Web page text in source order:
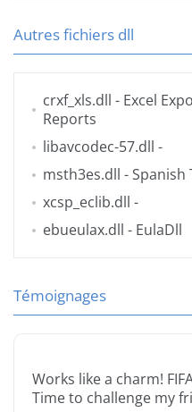
Autres fichiers dll
crxf_xls.dll - Excel
Reports
libavcodec-57.dll -
msth3es.dll - Spanish
xcsp_eclib.dll -
ebueulax.dll - EulaDll
Témoignages
Works like a charm!
Time to challenge my